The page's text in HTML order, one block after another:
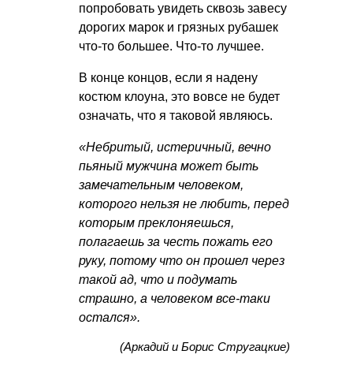
попробовать увидеть сквозь завесу
дорогих марок и грязных рубашек
что-то большее. Что-то лучшее.
В конце концов, если я надену
костюм клоуна, это вовсе не будет
означать, что я таковой являюсь.
«Небритый, истеричный, вечно
пьяный мужчина может быть
замечательным человеком,
которого нельзя не любить, перед
которым преклоняешься,
полагаешь за честь пожать его
руку, потому что он прошел через
такой ад, что и подумать
страшно, а человеком все-таки
остался».
(Аркадий и Борис Стругацкие)